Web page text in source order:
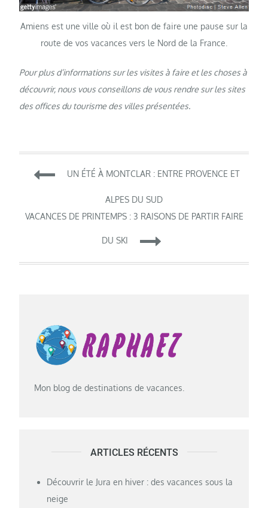
Amiens est une ville où il est bon de faire une pause sur la
route de vos vacances vers le Nord de la France.
Pour plus d’informations sur les visites à faire et les choses à
découvrir, nous vous conseillons de vous rendre sur les sites
des offices du tourisme des villes présentées.
Navigation
de
UN ÉTÉ À MONTCLAR : ENTRE PROVENCE ET
ALPES DU SUD
VACANCES DE PRINTEMPS : 3 RAISONS DE PARTIR FAIRE
DU SKI
Mon blog de destinations de vacances.
ARTICLES RÉCENTS
Découvrir le Jura en hiver : des vacances sous la
neige